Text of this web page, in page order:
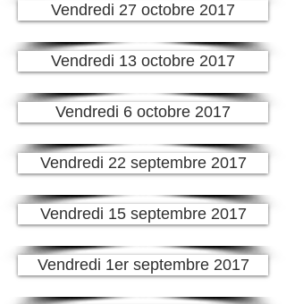
Vendredi 27 octobre 2017
Vendredi 13 octobre 2017
Vendredi 6 octobre 2017
Vendredi 22 septembre 2017
Vendredi 15 septembre 2017
Vendredi 1er septembre 2017